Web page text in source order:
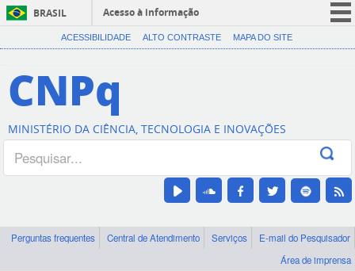
BRASIL
Acesso à informação
CORONAVÍRUS (COVID-19)
Canais
ACESSIBILIDADE ALTO CONTRASTE MAPA DO SITE
CNPq
MINISTÉRIO DA CIÊNCIA, TECNOLOGIA E INOVAÇÕES
Perguntas frequentes Central de Atendimento Serviços
E-mail do Pesquisador
Área de imprensa